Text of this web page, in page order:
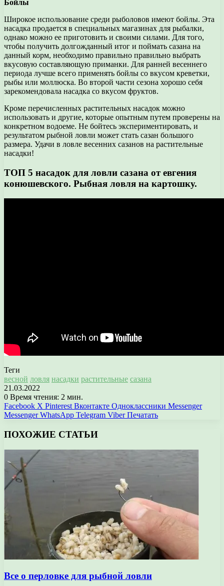
Бойлы
Широкое использование среди рыболовов имеют бойлы. Эта
насадка продается в специальных магазинах для рыбалки,
однако можно ее приготовить и своими силами. Для того,
чтобы получить долгожданный итог и поймать сазана на
данный корм, необходимо правильно правильно выбрать
вкусовую составляющую приманки. Для ранней весеннего
периода лучше всего применять бойлы со вкусом креветки,
рыбы или моллюска. Во второй части сезона хорошо себя
зарекомендовала насадка со вкусом фруктов.
Кроме перечисленных растительных насадок можно
использовать и другие, которые опытным путем проверены на
конкретном водоеме. Не бойтесь экспериментировать, и
результатом рыбной ловли может стать сазан большого
размера. Удачи в ловле весенних сазанов на растительные
насадки!
ТОП 5 насадок для ловли сазана от евгения
конюшевского. Рыбная ловля на картошку.
Теги
весной ловля насадки растительные сазана
21.03.2022
0 Время чтения: 2 мин.
Facebook X Pinterest Вконтакте Одноклассники Messenger
Messenger WhatsApp Telegram Viber Печатать
ПОХОЖИЕ СТАТЬИ
Все о перловке для рыбной ловли